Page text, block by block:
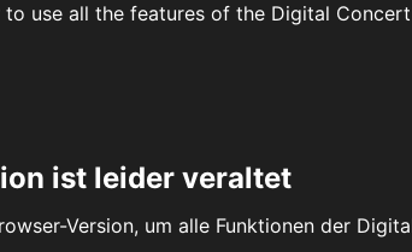
use all the features of the Digital
ist leider veraltet
Version, um alle Funktionen der